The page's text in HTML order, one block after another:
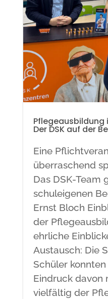
Pflegeausbildung
Der DSK auf der
Eine
überraschend
Das DSK-Team
schuleigenen
Ernst Bloch
der
ehrliche
Austausch: Die
Schüler
Eindruck davon
vielfältig der